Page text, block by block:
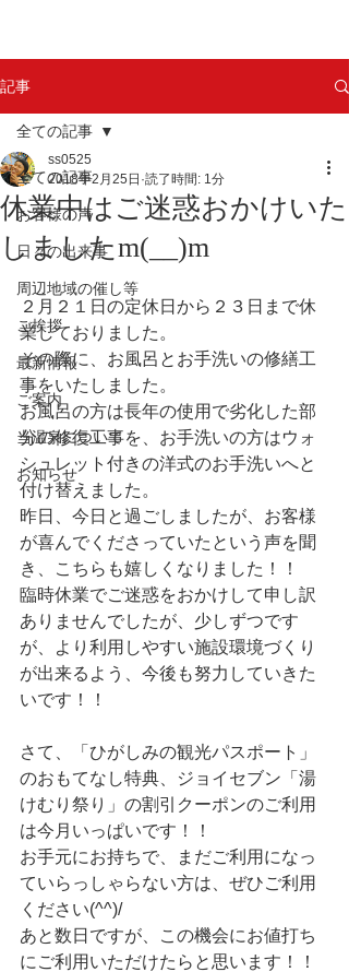
記事
全ての記事
お客様の声
日々の出来事
周辺地域の催し等
ご挨拶
最新情報
ご案内
当温泉について
お知らせ
全ての記事
休業中はご迷惑おかけいた
しましたm(__)m
ss0525
2018年2月25日 読了時間: 1分
２月２１日の定休日から２３日まで休
業しておりました。
その際に、お風呂とお手洗いの修繕工
事をいたしました。
お風呂の方は長年の使用で劣化した部
分の修復工事を、お手洗いの方はウォ
シュレット付きの洋式のお手洗いへと
付け替えました。
昨日、今日と過ごしましたが、お客様
が喜んでくださっていたという声を聞
き、こちらも嬉しくなりました！！
臨時休業でご迷惑をおかけして申し訳
ありませんでしたが、少しずつです
が、より利用しやすい施設環境づくり
が出来るよう、今後も努力していきた
いです！！
さて、「ひがしみの観光パスポート」
のおもてなし特典、ジョイセブン「湯
けむり祭り」の割引クーポンのご利用
は今月いっぱいです！！
お手元にお持ちで、まだご利用になっ
ていらっしゃらない方は、ぜひご利用
ください(^^)/
あと数日ですが、この機会にお値打ち
にご利用いただけたらと思います！！